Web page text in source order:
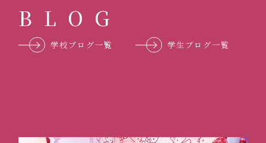
B L O G
学校ブログ一覧 学生ブログ一覧